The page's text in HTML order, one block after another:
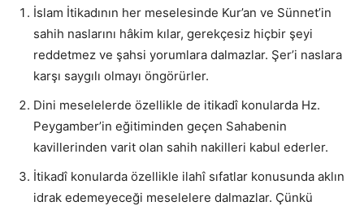
İslam İtikadının her meselesinde Kur’an ve Sünnet’in
sahih naslarını hâkim kılar, gerekçesiz hiçbir şeyi
reddetmez ve şahsi yorumlara dalmazlar. Şer’i naslara
karşı saygılı olmayı öngörürler.
Dini meselelerde özellikle de itikadî konularda Hz.
Peygamber’in eğitiminden geçen Sahabenin
kavillerinden varit olan sahih nakilleri kabul ederler.
İtikadî konularda özellikle ilahî sıfatlar konusunda aklın
idrak edemeyeceği meselelere dalmazlar. Çünkü